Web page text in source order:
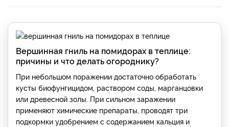
Вершинная гниль на помидорах в теплице:
причины и что делать огороднику?
При небольшом поражении достаточно обработать
кусты биофунгицидом, раствором соды, марганцовки
или древесной золы. При сильном заражении
применяют химические препараты, проводят три
подкормки удобрением с содержанием кальция и